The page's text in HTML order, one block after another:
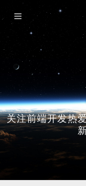
关注前端开发热
Home